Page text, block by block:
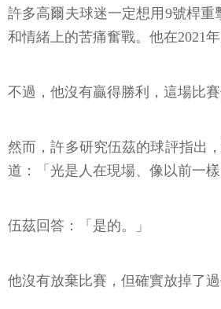
許多高爾夫球迷一定想用9號桿
和情緒上的苦痛奮戰。他在2021
不過，他沒有贏得勝利，這場比賽
然而，許多研究伍茲的球評指出
道：「光是人在現場、像以前一
伍茲回答：「是的。」
他沒有放棄比賽，但確實放掉了